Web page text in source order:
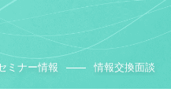
ミナー情報 情報交換面談